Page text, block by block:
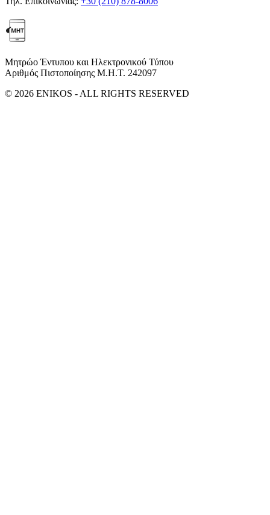
Μητρώο Έντυπου και Ηλεκτρονικού Τύπου
Αριθμός Πιστοποίησης Μ.Η.Τ. 242097
© 2026 ENIKOS - ALL RIGHTS RESERVED